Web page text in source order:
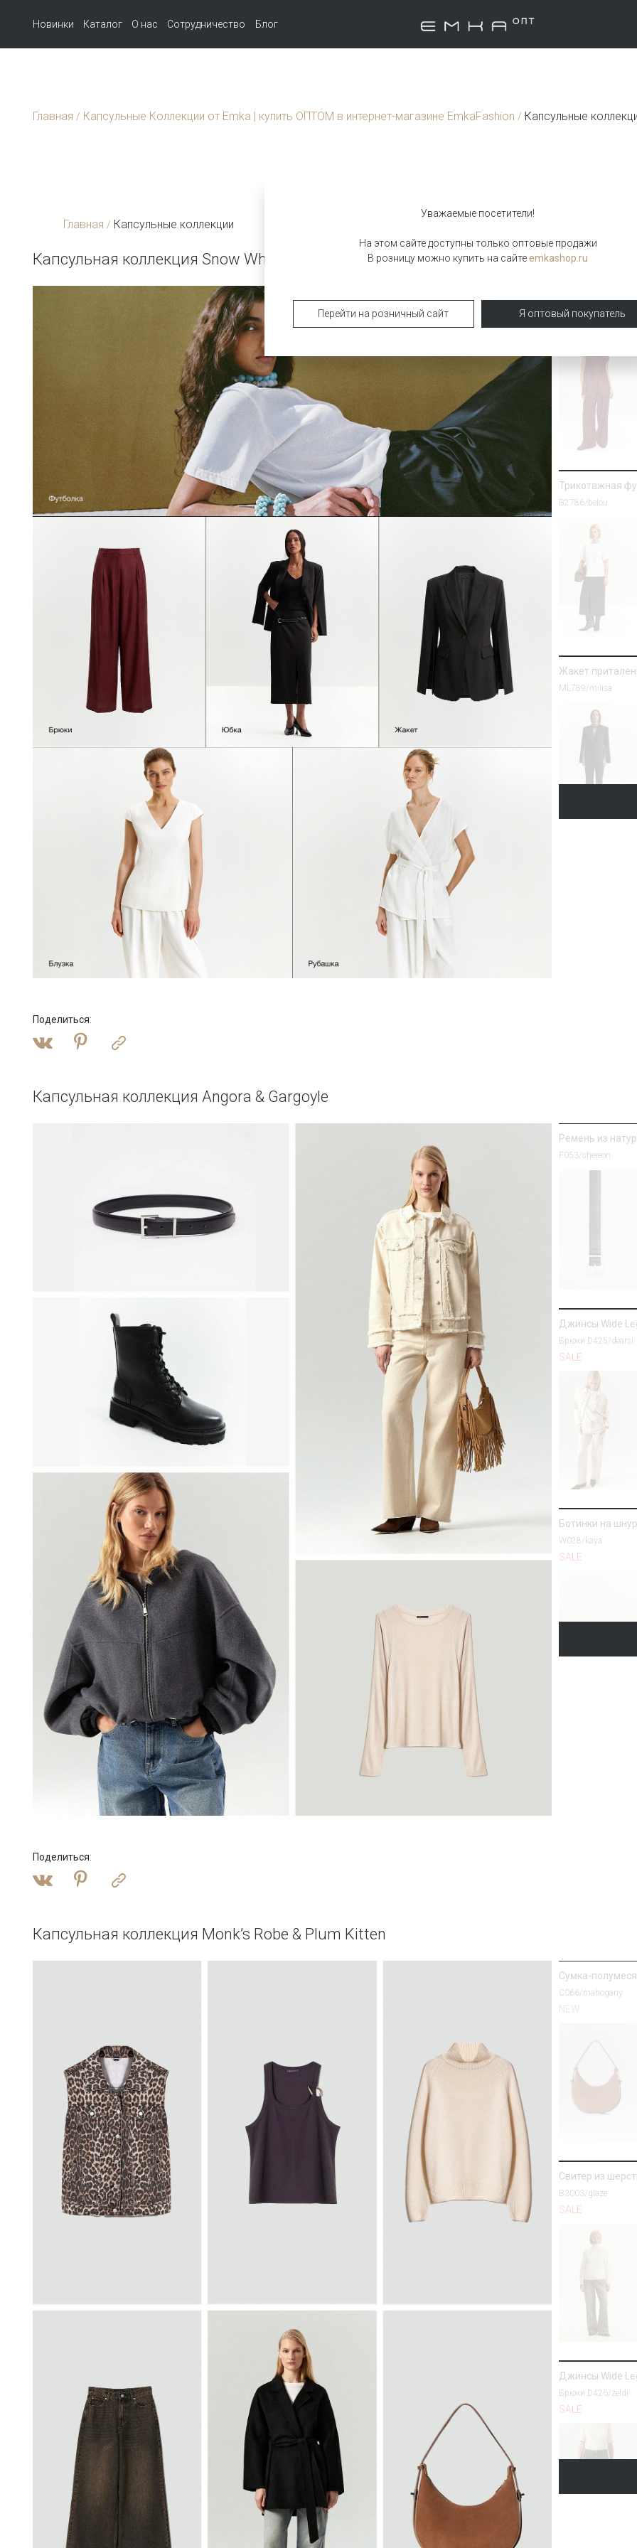
Новинки Каталог О нас Сотрудничество Блог
Главная / Капсульные Коллекции от Emka | купить ОПТОМ в интернет-магазине EmkaFashion / Капсульные
Главная / Капсульные коллекции
Капсульная коллекция Snow White & Raven
Брюки палаццо
Брюки D353/garnet
Уважаемые посетители!
На этом сайте доступны только оптовые продажи
В розницу можно купить на сайтеemkashop.ru
Перейти на розничный сайт Я оптовый покупатель
Трикотажная
B2786/belou
Жакет
ML789/milisa
Поделиться:
Капсульная коллекция Angora & Gargoyle
Ремень из
F053/shereon
Джинсы Wide
Брюки D425/dearsi
SALE
Ботинки на
W028/kaya
SALE
Поделиться:
Капсульная коллекция Monk’s Robe & Plum Kitten
Сумка-
C066/mahogany
NEW
Свитер из
B3003/glaze
SALE
Джинсы Wide
Брюки D426/zeldi
SALE